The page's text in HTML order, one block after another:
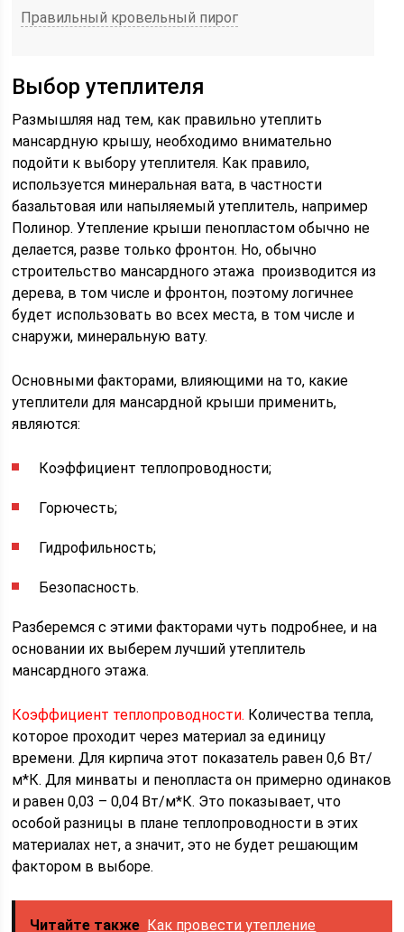
Правильный кровельный пирог
Выбор утеплителя
Размышляя над тем, как правильно утеплить
мансардную крышу, необходимо внимательно
подойти к выбору утеплителя. Как правило,
используется минеральная вата, в частности
базальтовая или напыляемый утеплитель, например
Полинор. Утепление крыши пенопластом обычно не
делается, разве только фронтон. Но, обычно
строительство мансардного этажа производится из
дерева, в том числе и фронтон, поэтому логичнее
будет использовать во всех места, в том числе и
снаружи, минеральную вату.
Основными факторами, влияющими на то, какие
утеплители для мансардной крыши применить,
являются:
Коэффициент теплопроводности;
Горючесть;
Гидрофильность;
Безопасность.
Разберемся с этими факторами чуть подробнее, и на
основании их выберем лучший утеплитель
мансардного этажа.
Коэффициент теплопроводности. Количества тепла,
которое проходит через материал за единицу
времени. Для кирпича этот показатель равен 0,6 Вт/
м*К. Для минваты и пенопласта он примерно одинаков
и равен 0,03 – 0,04 Вт/м*К. Это показывает, что
особой разницы в плане теплопроводности в этих
материалах нет, а значит, это не будет решающим
фактором в выборе.
Читайте также Как провести утепление